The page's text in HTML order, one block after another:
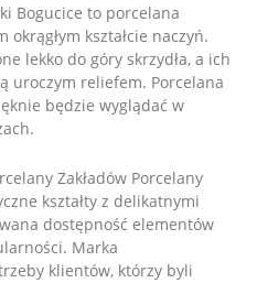
Bogucice to porcelana
kształcie naczyń.
lekko do góry skrzydła, a ich
uroczym reliefem. Porcelana
będzie wyglądać w
Zakładów Porcelany
kształty z delikatnymi
dostępność elementów
Marka
klientów, którzy byli